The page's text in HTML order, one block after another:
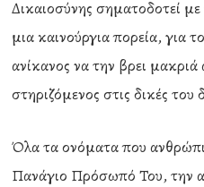
Δικαιοσύνης σηματοδοτεί
μια καινούργια πορεία, για
ανίκανος να την βρει
στηριζόμενος στις δικές του
Όλα τα ονόματα που
Πανάγιο Πρόσωπό Του, την